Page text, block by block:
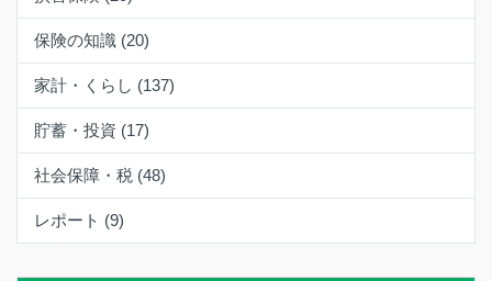
保険の知識 (20)
家計・くらし (137)
貯蓄・投資 (17)
社会保障・税 (48)
レポート (9)